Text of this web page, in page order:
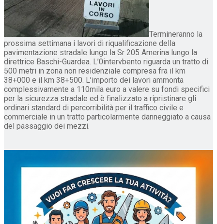
Termineranno la
prossima settimana i lavori di riqualificazione della
pavimentazione stradale lungo la Sr 205 Amerina lungo la
direttrice Baschi-Guardea. L’0intervbento riguarda un tratto di
500 metri in zona non residenziale compresa fra il km
38+000 e il km 38+500. L’importo dei lavori ammonta
complessivamente a 110mila euro a valere su fondi specifici
per la sicurezza stradale ed è finalizzato a ripristinare gli
ordinari standard di percorribilità per il traffico civile e
commerciale in un tratto particolarmente danneggiato a causa
del passaggio dei mezzi.